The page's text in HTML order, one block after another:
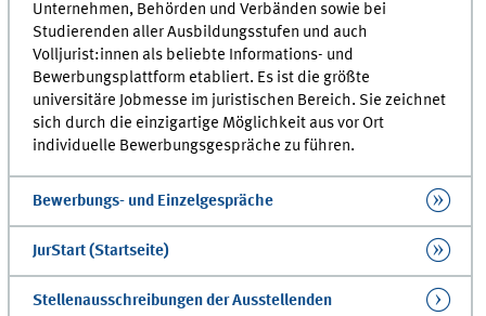
Unternehmen, Behörden und Verbänden sowie bei
Studierenden aller Ausbildungsstufen und auch
Volljurist:innen als beliebte Informations- und
Bewerbungsplattform etabliert. Es ist die größte
universitäre Jobmesse im juristischen Bereich. Sie zeichnet
sich durch die einzigartige Möglichkeit aus vor Ort
individuelle Bewerbungsgespräche zu führen.
Bewerbungs- und Einzelgespräche
JurStart (Startseite)
Stellenausschreibungen der Ausstellenden